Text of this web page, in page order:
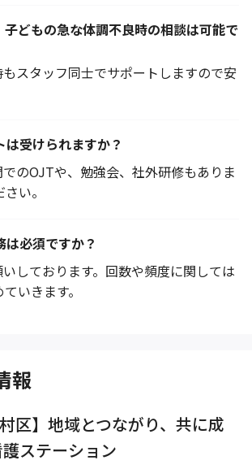
子どもの急な体調不良時の相談は可能で
スタッフ同士でサポートしますので安
受けられますか？
のOJTや、勉強会、社外研修もありま
い。
必須ですか？
しております。回数や頻度に関しては
いきます。
報
区】地域とつながり、共に成
ステーション